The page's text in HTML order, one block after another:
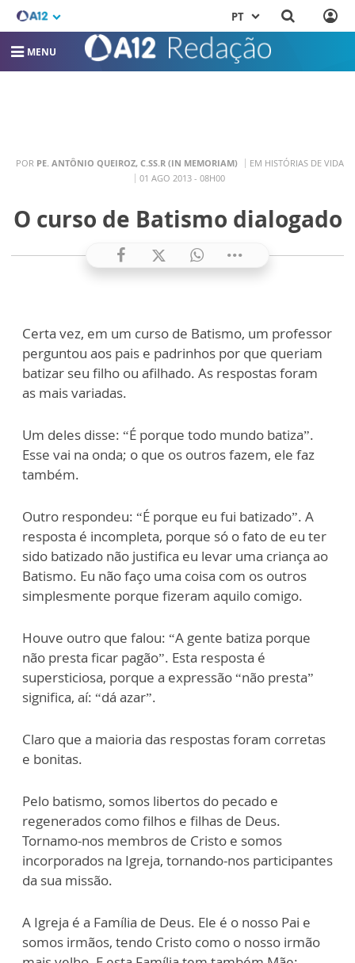
PT
MENU
POR PE. ANTÔNIO QUEIROZ, C.SS.R (IN MEMORIAM)
EM HISTÓRIAS DE VIDA
01 AGO 2013 - 08H00
O curso de Batismo dialogado
Certa vez, em um curso de Batismo, um professor
perguntou aos pais e padrinhos por que queriam
batizar seu filho ou afilhado. As respostas foram
as mais variadas.
Um deles disse: “É porque todo mundo batiza”.
Esse vai na onda; o que os outros fazem, ele faz
também.
Outro respondeu: “É porque eu fui batizado”. A
resposta é incompleta, porque só o fato de eu ter
sido batizado não justifica eu levar uma criança ao
Batismo. Eu não faço uma coisa com os outros
simplesmente porque fizeram aquilo comigo.
Houve outro que falou: “A gente batiza porque
não presta ficar pagão”. Esta resposta é
supersticiosa, porque a expressão “não presta”
significa, aí: “dá azar”.
Claro que a maioria das respostas foram corretas
e bonitas.
Pelo batismo, somos libertos do pecado e
regenerados como filhos e filhas de Deus.
Tornamo-nos membros de Cristo e somos
incorporados na Igreja, tornando-nos participantes
da sua missão.
A Igreja é a Família de Deus. Ele é o nosso Pai e
somos irmãos, tendo Cristo como o nosso irmão